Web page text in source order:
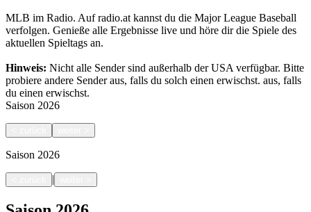
MLB im Radio. Auf radio.at kannst du die Major League Baseball
verfolgen. Genieße alle Ergebnisse live und höre dir die Spiele des
aktuellen Spieltags an.
Hinweis: Nicht alle Sender sind außerhalb der USA verfügbar. Bitte
probiere andere Sender aus, falls du solch einen erwischst. aus, falls
du einen erwischst.
Saison 2026
Saison 2026
|